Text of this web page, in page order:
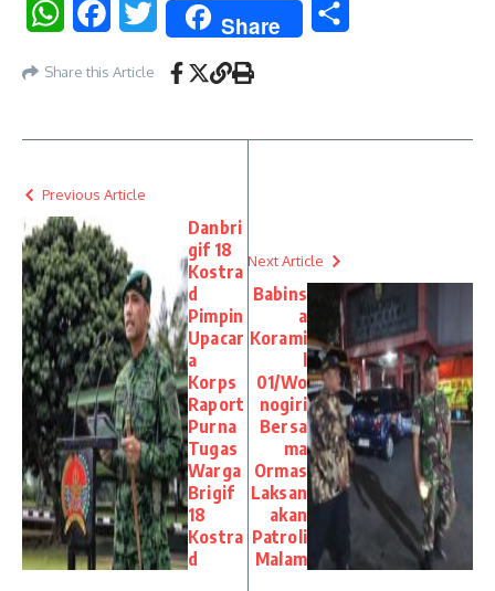
WhatsAppFacebookTwitter Share
Share this Article
Previous Article
Danbri
gif 18
Kostra
d
Pimpin
Upacar
a
Korps
Raport
Purna
Tugas
Warga
Brigif
18
Kostra
d
Next Article
Babins
a
Korami
l
01/Wo
nogiri
Bersa
ma
Ormas
Laksan
akan
Patroli
Malam